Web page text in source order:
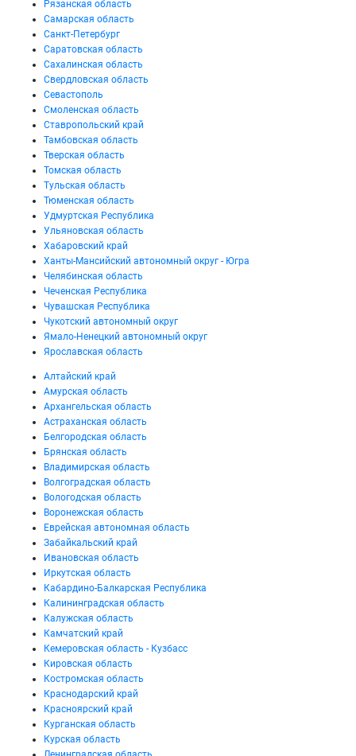
Рязанская область
Самарская область
Санкт-Петербург
Саратовская область
Сахалинская область
Свердловская область
Севастополь
Смоленская область
Ставропольский край
Тамбовская область
Тверская область
Томская область
Тульская область
Тюменская область
Удмуртская Республика
Ульяновская область
Хабаровский край
Ханты-Мансийский автономный округ - Югра
Челябинская область
Чеченская Республика
Чувашская Республика
Чукотский автономный округ
Ямало-Ненецкий автономный округ
Ярославская область
Алтайский край
Амурская область
Архангельская область
Астраханская область
Белгородская область
Брянская область
Владимирская область
Волгоградская область
Вологодская область
Воронежская область
Еврейская автономная область
Забайкальский край
Ивановская область
Иркутская область
Кабардино-Балкарская Республика
Калининградская область
Калужская область
Камчатский край
Кемеровская область - Кузбасс
Кировская область
Костромская область
Краснодарский край
Красноярский край
Курганская область
Курская область